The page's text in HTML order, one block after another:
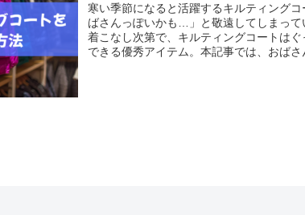
寒い季節になると活躍するキルティング
ばさんっぽいかも…」と敬遠してしまっ
着こなし次第で、キルティングコートは
できる優秀アイテム。本記事では、おばさ